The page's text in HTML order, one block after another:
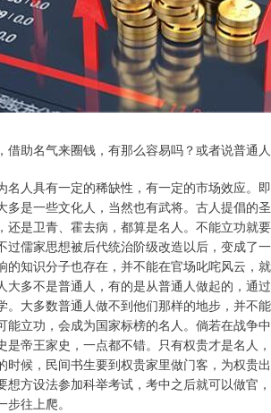
助名气来圈钱，有那么容易吗？或者说普通
人具有一定的稀缺性，有一定的市场效应。
多是一些文化人，当然也有武将。古人提倡的
是卫青、霍去病，都算是名人。不能立功就
过儒家思想被后代统治阶级改造以后，变成了
的知识分子也存在，并不能在官场叱咤风云，
大多不是普通人，有的是从普通人做起的，通
大多数普通人做不到他们那样的地步，并不
能立功，会成为国家标榜的名人。倘若在战争
是帝王家史，一点都不错。只有权贵才是名人
时候，民间书生要到权贵家里做门客，为权贵
想方设法参加科举考试，考中之后就可以做官
往上爬。
200.89 1.42% 沪深